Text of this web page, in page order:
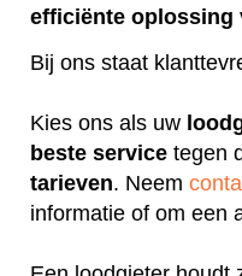
efficiënte oplossing
Bij ons staat
Kies ons als uw
beste service tegen
tarieven. Neem
informatie of om een